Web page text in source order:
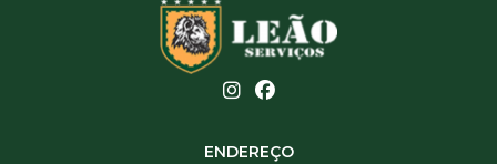
ENDEREÇO